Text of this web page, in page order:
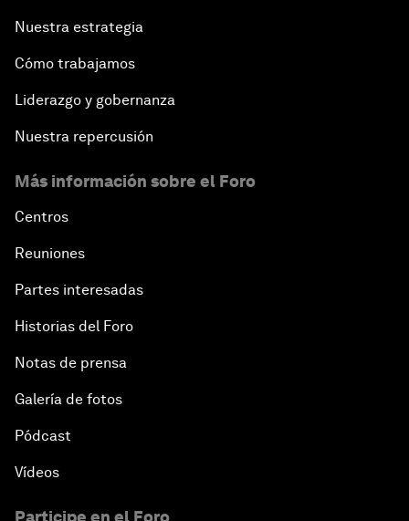
Nuestra estrategia
Cómo trabajamos
Liderazgo y gobernanza
Nuestra repercusión
Más información sobre el Foro
Centros
Reuniones
Partes interesadas
Historias del Foro
Notas de prensa
Galería de fotos
Pódcast
Vídeos
Participe en el Foro